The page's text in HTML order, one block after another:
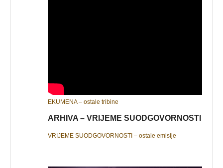
EKUMENA – ostale tribine
ARHIVA – VRIJEME SUODGOVORNOSTI
VRIJEME SUODGOVORNOSTI – ostale emisije